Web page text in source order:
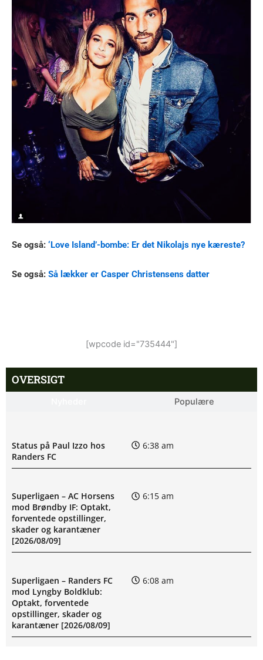
Se også: ‘Love Island’-bombe: Er det Nikolajs nye kæreste?
Se også: Så lækker er Casper Christensens datter
[wpcode id="735444"]
OVERSIGT
Populære
Status på Paul Izzo hos
Randers FC
6:38 am
Superligaen – AC Horsens
mod Brøndby IF: Optakt,
forventede opstillinger,
skader og karantæner
[2026/08/09]
6:15 am
Superligaen – Randers FC
mod Lyngby Boldklub:
Optakt, forventede
opstillinger, skader og
karantæner [2026/08/09]
6:08 am